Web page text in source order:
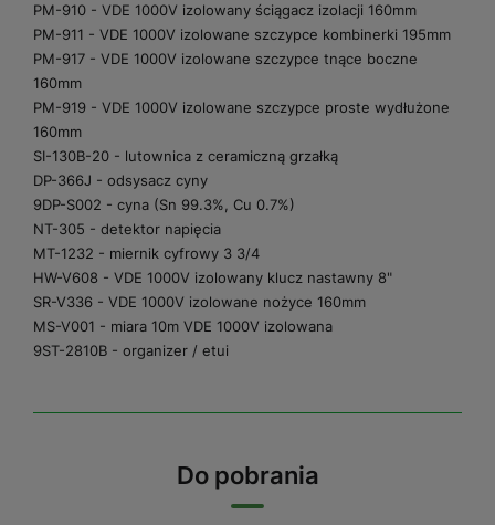
PM-910 - VDE 1000V izolowany ściągacz izolacji 160mm
PM-911 - VDE 1000V izolowane szczypce kombinerki 195mm
PM-917 - VDE 1000V izolowane szczypce tnące boczne
160mm
PM-919 - VDE 1000V izolowane szczypce proste wydłużone
160mm
SI-130B-20 - lutownica z ceramiczną grzałką
DP-366J - odsysacz cyny
9DP-S002 - cyna (Sn 99.3%, Cu 0.7%)
NT-305 - detektor napięcia
MT-1232 - miernik cyfrowy 3 3/4
HW-V608 - VDE 1000V izolowany klucz nastawny 8"
SR-V336 - VDE 1000V izolowane nożyce 160mm
MS-V001 - miara 10m VDE 1000V izolowana
9ST-2810B - organizer / etui
Do pobrania